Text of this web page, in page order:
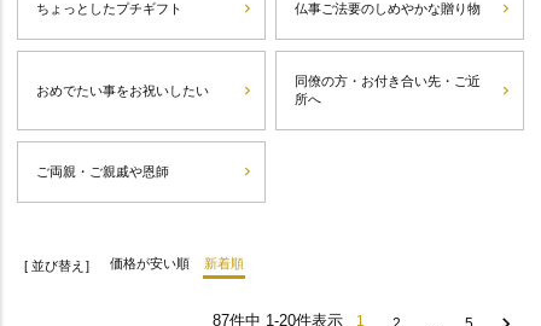
ちょっとしたプチギフト 仏事ご法要のしめやかな贈り物
おめでたい事をお祝いしたい
同僚の方・お付き合い先・ご近
所へ
ご両親・ご親戚や恩師
並び替え 価格が安い順 新着順
87件中 1-20件表示 1